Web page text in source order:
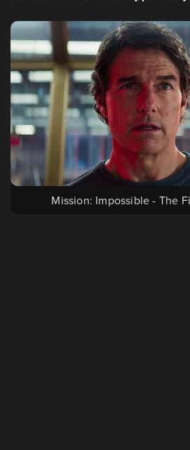
Mission: Impossible - The